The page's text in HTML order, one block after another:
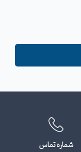
شماره تماس